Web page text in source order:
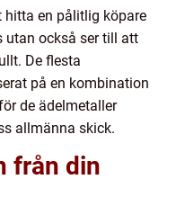
hitta en pålitlig köpare
utan också ser till att
De flesta
på en kombination
de ädelmetaller
allmänna skick.
från din